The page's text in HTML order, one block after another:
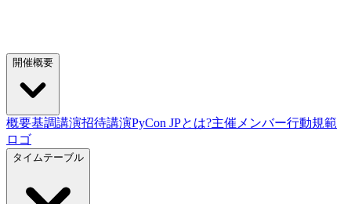
開催概要
概要基調講演招待講演PyCon JPとは?主催メンバー行動規範
ロゴ
タイムテーブル